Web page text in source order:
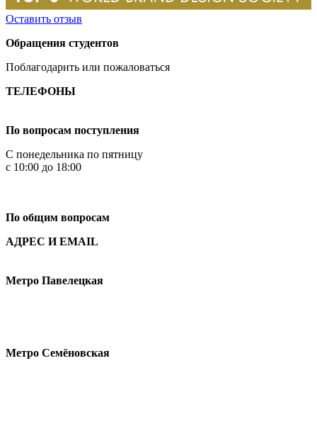
Оставить отзыв
Обращения студентов
Поблагодарить или пожаловаться
ТЕЛЕФОНЫ
По вопросам поступления
С понедельника по пятницу
с 10:00 до 18:00
По общим вопросам
АДРЕС И EMAIL
Метро Павелецкая
Метро Семёновская